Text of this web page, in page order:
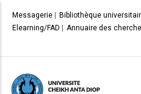
principal
Messagerie Bibliothèque
Elearning/FAD
Annuaire des